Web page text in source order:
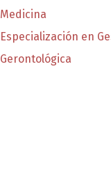
Medicina
Especialización en
Gerontológica